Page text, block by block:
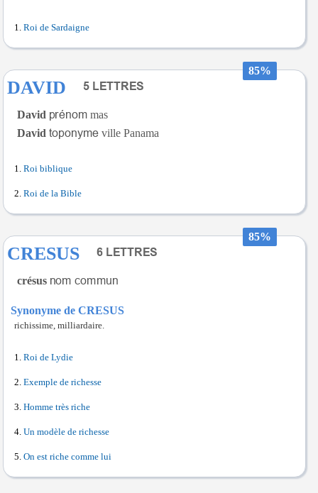
Roi de Sardaigne
85%
DAVID
David
mas
David
ville Panama
Roi biblique
Roi de la Bible
85%
CRESUS
crésus
Synonyme de CRESUS
richissime, milliardaire.
Roi de Lydie
Exemple de richesse
Homme très riche
Un modèle de richesse
On est riche comme lui